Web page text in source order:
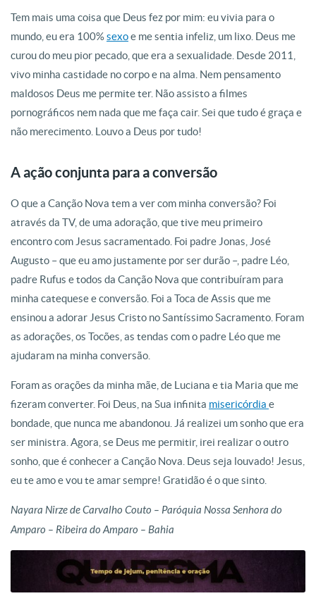
Tem mais uma coisa que Deus fez por mim: eu vivia para o
mundo, eu era 100%sexoe me sentia infeliz, um lixo. Deus me
curou do meu pior pecado, que era a sexualidade. Desde 2011,
vivo minha castidade no corpo e na alma. Nem pensamento
maldosos Deus me permite ter. Não assisto a filmes
pornográficos nem nada que me faça cair. Sei que tudo é graça e
não merecimento. Louvo a Deus por tudo!
A ação conjunta para a conversão
O que a Canção Nova tem a ver com minha conversão? Foi
através da TV, de uma adoração, que tive meu primeiro
encontro com Jesus sacramentado. Foi padre Jonas, José
Augusto – que eu amo justamente por ser durão –, padre Léo,
padre Rufus e todos da Canção Nova que contribuíram para
minha catequese e conversão. Foi a Toca de Assis que me
ensinou a adorar Jesus Cristo no Santíssimo Sacramento. Foram
as adorações, os Tocões, as tendas com o padre Léo que me
ajudaram na minha conversão.
Foram as orações da minha mãe, de Luciana e tia Maria que me
fizeram converter. Foi Deus, na Sua infinita misericórdia e
bondade, que nunca me abandonou. Já realizei um sonho que era
ser ministra. Agora, se Deus me permitir, irei realizar o outro
sonho, que é conhecer a Canção Nova. Deus seja louvado! Jesus,
eu te amo e vou te amar sempre! Gratidão é o que sinto.
Nayara Nirze de Carvalho Couto – Paróquia Nossa Senhora do
Amparo – Ribeira do Amparo – Bahia